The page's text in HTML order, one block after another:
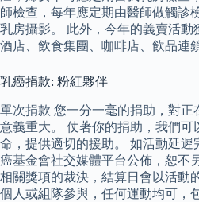
師檢查，每年應定期由醫師做觸診
乳房攝影。 此外，今年的義賣活動
酒店、飲食集團、咖啡店、飲品連
乳癌捐款: 粉紅夥伴
單次捐款 您一分一毫的捐助，對
意義重大。 仗著你的捐助，我們可
命，提供適切的援助。 如活動延
癌基金會社交媒體平台公佈，恕不
相關獎項的裁決，結算日會以活動
個人或組隊參與，任何運動均可，